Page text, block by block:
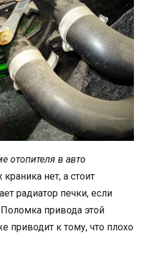
отопителя в авто
нет, а стоит
радиатор печки, если
привода этой
приводит к тому, что плохо